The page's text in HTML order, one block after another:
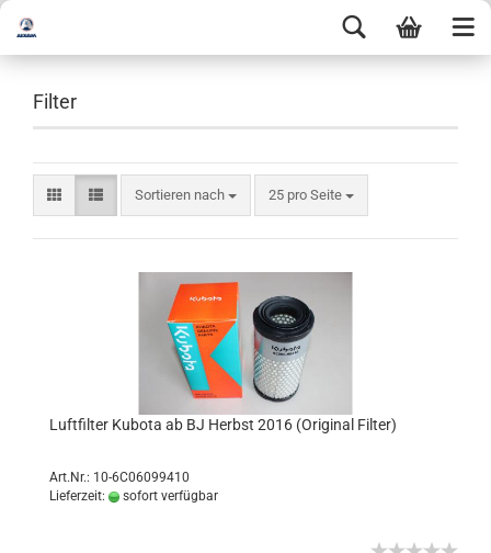
Filter
Sortieren nach 25 pro Seite
Luftfilter Kubota ab BJ Herbst 2016 (Original Filter)
Art.Nr.: 10-6C06099410
Lieferzeit:
sofort verfügbar